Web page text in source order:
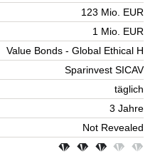
123 Mio. EUR
1 Mio. EUR
Value Bonds - Global Ethical H
Sparinvest SICAV
täglich
3 Jahre
Not Revealed